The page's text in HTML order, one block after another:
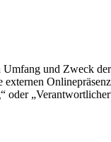
und Zweck
oder